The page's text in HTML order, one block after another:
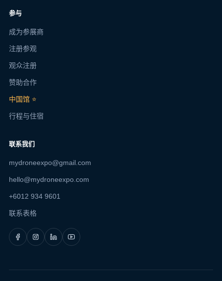
参与
成为参展商
注册参观
观众注册
赞助合作
中国馆 ⭐
行程与住宿
联系我们
mydroneexpo@gmail.com
hello@mydroneexpo.com
+6012 934 9601
联系表格